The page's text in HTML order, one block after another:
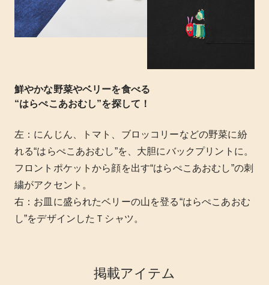
鮮やかな野菜やベリーを食べる
“はらぺこあおむし”を探して！
左：にんじん、トマト、ブロッコリーなどの野菜に紛
れる“はらぺこあおむし”を、大胆にバックプリントに。
フロントポケットから顔を出す“はらぺこあおむし”の刺
繍がアクセント。
右：お皿に盛られたベリーの山を登る“はらぺこあおむ
し”をデザインしたＴシャツ。
掲載アイテム